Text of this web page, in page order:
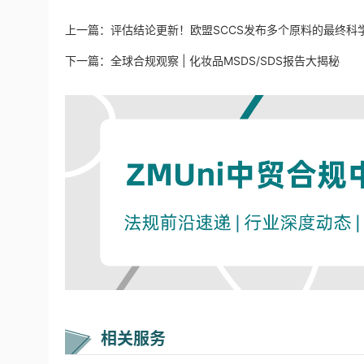
上一篇： 评估结论更新！欧盟SCCS发布多个原料的最终科
下一篇： 全球合规观察 | 化妆品MSDS/SDS报告大揭秘
相关服务